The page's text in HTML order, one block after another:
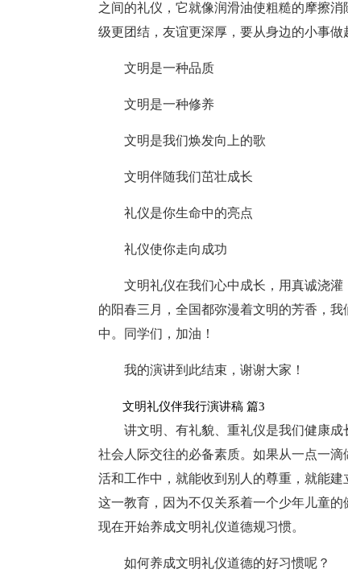
之间的礼仪，它就像润滑油使粗糙的摩擦
级更团结，友谊更深厚，要从身边的小事做
文明是一种品质
文明是一种修养
文明是我们焕发向上的歌
文明伴随我们茁壮成长
礼仪是你生命中的亮点
礼仪使你走向成功
文明礼仪在我们心中成长，用真诚浇
的阳春三月，全国都弥漫着文明的芳香，
中。同学们，加油！
我的演讲到此结束，谢谢大家！
文明礼仪伴我行演讲稿 篇3
讲文明、有礼貌、重礼仪是我们健康
社会人际交往的必备素质。如果从一点一
活和工作中，就能收到别人的尊重，就能
这一教育，因为不仅关系着一个少年儿童
现在开始养成文明礼仪道德规习惯。
如何养成文明礼仪道德的好习惯呢？